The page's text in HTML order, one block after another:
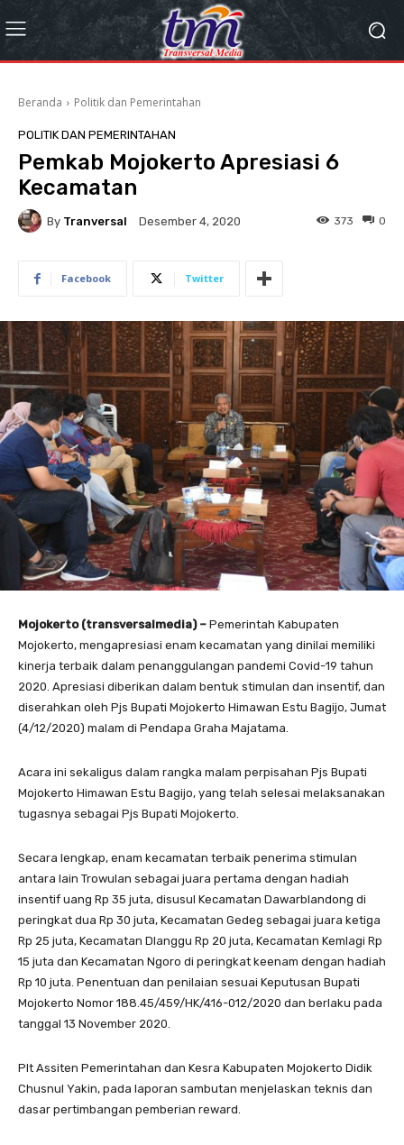
Beranda Politik dan Pemerintahan
POLITIK DAN PEMERINTAHAN
Pemkab Mojokerto Apresiasi 6
Kecamatan
By Tranversal Desember 4, 2020 0
373
Facebook Twitter
Mojokerto (transversalmedia) – Pemerintah Kabupaten
Mojokerto, mengapresiasi enam kecamatan yang dinilai memiliki
kinerja terbaik dalam penanggulangan pandemi Covid-19 tahun
2020. Apresiasi diberikan dalam bentuk stimulan dan insentif, dan
diserahkan oleh Pjs Bupati Mojokerto Himawan Estu Bagijo, Jumat
(4/12/2020) malam di Pendapa Graha Majatama.
Acara ini sekaligus dalam rangka malam perpisahan Pjs Bupati
Mojokerto Himawan Estu Bagijo, yang telah selesai melaksanakan
tugasnya sebagai Pjs Bupati Mojokerto.
Secara lengkap, enam kecamatan terbaik penerima stimulan
antara lain Trowulan sebagai juara pertama dengan hadiah
insentif uang Rp 35 juta, disusul Kecamatan Dawarblandong di
peringkat dua Rp 30 juta, Kecamatan Gedeg sebagai juara ketiga
Rp 25 juta, Kecamatan Dlanggu Rp 20 juta, Kecamatan Kemlagi Rp
15 juta dan Kecamatan Ngoro di peringkat keenam dengan hadiah
Rp 10 juta. Penentuan dan penilaian sesuai Keputusan Bupati
Mojokerto Nomor 188.45/459/HK/416-012/2020 dan berlaku pada
tanggal 13 November 2020.
Plt Assiten Pemerintahan dan Kesra Kabupaten Mojokerto Didik
Chusnul Yakin, pada laporan sambutan menjelaskan teknis dan
dasar pertimbangan pemberian reward.